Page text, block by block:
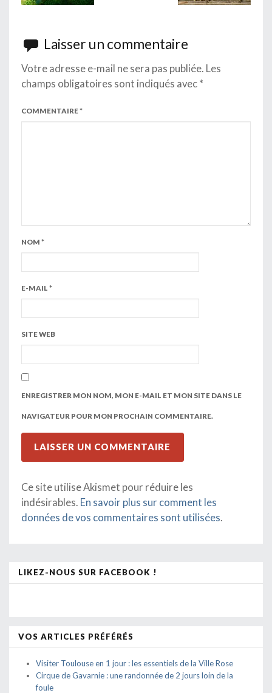
Laisser un commentaire
Votre adresse e-mail ne sera pas publiée. Les
champs obligatoires sont indiqués avec *
COMMENTAIRE*
NOM *
E-MAIL *
SITE WEB
ENREGISTRER MON NOM, MON E-MAIL ET MON SITE DANS LE
NAVIGATEUR POUR MON PROCHAIN COMMENTAIRE.
Ce site utilise Akismet pour réduire les
indésirables. En savoir plus sur comment les
données de vos commentaires sont utilisées.
LIKEZ-NOUS SUR FACEBOOK !
VOS ARTICLES PRÉFÉRÉS
Visiter Toulouse en 1 jour : les essentiels de la Ville Rose
Cirque de Gavarnie : une randonnée de 2 jours loin de la
foule